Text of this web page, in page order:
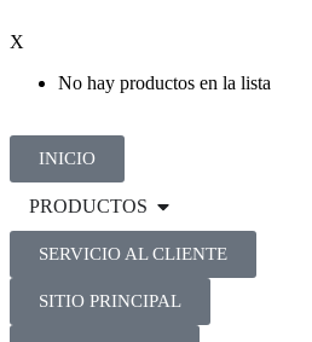
X
No hay productos en la lista
INICIO
PRODUCTOS
SERVICIO AL CLIENTE
SITIO PRINCIPAL